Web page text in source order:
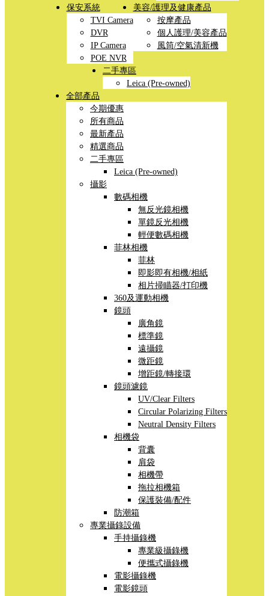
保安系統
TVI Camera
DVR
IP Camera
POE NVR
美容/護理及健康產品
按摩產品
個人護理/美容產品
風筒/空氣清新機
二手專區
Leica (Pre-owned)
全部產品
今期優惠
所有商品
最新產品
精選商品
二手專區
Leica (Pre-owned)
攝影
數碼相機
無反光鏡相機
單鏡反光相機
輕便數碼相機
菲林相機
菲林
即影即有相機/相紙
相片掃瞄器/打印機
360及運動相機
鏡頭
廣角鏡
標準鏡
遠攝鏡
微距鏡
增距鏡/轉接環
鏡頭濾鏡
UV/Clear Filters
Circular Polarizing Filters
Neutral Density Filters
相機袋
背囊
肩袋
相機帶
拖拉相機箱
保護裝備/配件
防潮箱
專業攝錄設備
手持攝錄機
專業級攝錄機
便攜式攝錄機
電影攝錄機
電影鏡頭